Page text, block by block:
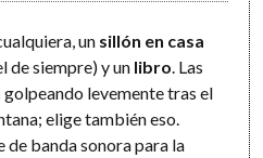
un sillón en casa
de siempre) y un libro . Las
golpeando levemente tras el
elige también eso.
de banda sonora para la